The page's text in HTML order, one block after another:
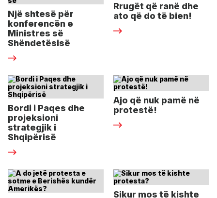
Një shtesë për
konferencën e
Ministres së
Shëndetësisë
Rrugët që ranë dhe
ato që do të bien!
Bordi i Paqes dhe
projeksioni
strategjik i
Shqipërisë
Ajo që nuk pamë në
protestë!
Sikur mos të kishte